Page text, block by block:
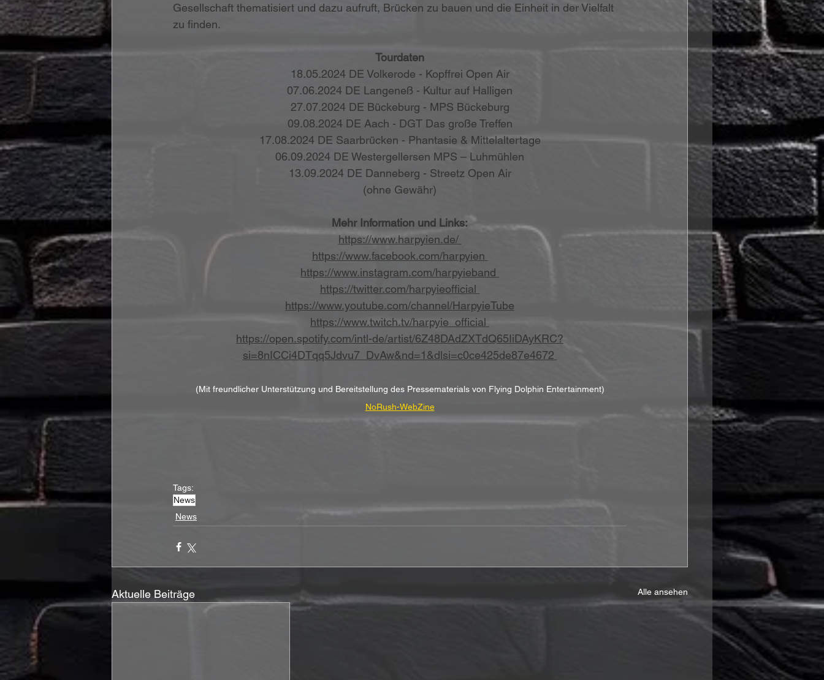
Gesellschaft thematisiert und dazu aufruft, Brücken zu bauen und die Einheit in der Vielfalt
zu finden.
Tourdaten
18.05.2024 DE Volkerode - Kopffrei Open Air
07.06.2024 DE Langeneß - Kultur auf Halligen
27.07.2024 DE Bückeburg - MPS Bückeburg
09.08.2024 DE Aach - DGT Das große Treffen
17.08.2024 DE Saarbrücken - Phantasie & Mittelaltertage
06.09.2024 DE Westergellersen MPS – Luhmühlen
13.09.2024 DE Danneberg - Streetz Open Air
(ohne Gewähr)
Mehr Information und Links:
https://www.harpyien.de/
https://www.facebook.com/harpyien
https://www.instagram.com/harpyieband
https://twitter.com/harpyieofficial
https://www.youtube.com/channel/HarpyieTube
https://www.twitch.tv/harpyie_official
https://open.spotify.com/intl-de/artist/6Z48DAdZXTdQ65IiDAyKRC?
si=8nICCi4DTqq5Jdvu7_DvAw&nd=1&dlsi=c0ce425de87e4672
(Mit freundlicher Unterstützung und Bereitstellung des Pressematerials von Flying Dolphin Entertainment)
NoRush-WebZine
Tags:
News
News
Aktuelle Beiträge Alle ansehen